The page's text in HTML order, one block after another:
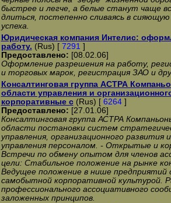
быстрее и легче, а белые станут чаще
длиться, постепенно сливаясь в
успеха.
Юридическая компания Интелис:
работу. (Rus) [ 7291 ]
Предоставлено: [08.02.06]
Оформление разрешения на работу,
и торговых марок, регистрация ЗАО и
Консалтинговая группа АСТРА
области управления и
корпоративные с(Rus) [ 6264]
Предоставлено: [27.01.06]
Консалтинговая группа АСТРА
области постановки систем
управления, организационного развития
управления персоналом. - Открытые и
Встречи по обмену опытом для членов
цели: Стабильное положение на рынке
Ведущее положение в нише предприятий
самобытной корпоративной культурой.
профессионального ассоциативного
заложенных принципов.